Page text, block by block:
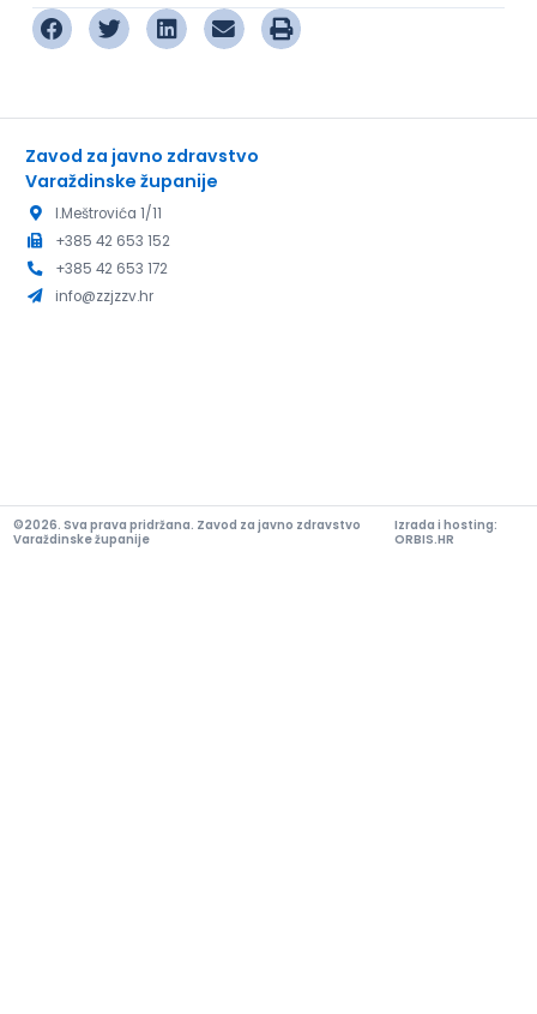
Zavod za javno zdravstvo
Varaždinske županije
I.Meštrovića 1/11
+385 42 653 152
+385 42 653 172
info@zzjzzv.hr
©2026. Sva prava pridržana. Zavod za javno zdravstvo
Varaždinske županije
Izrada i hosting:
ORBIS.HR